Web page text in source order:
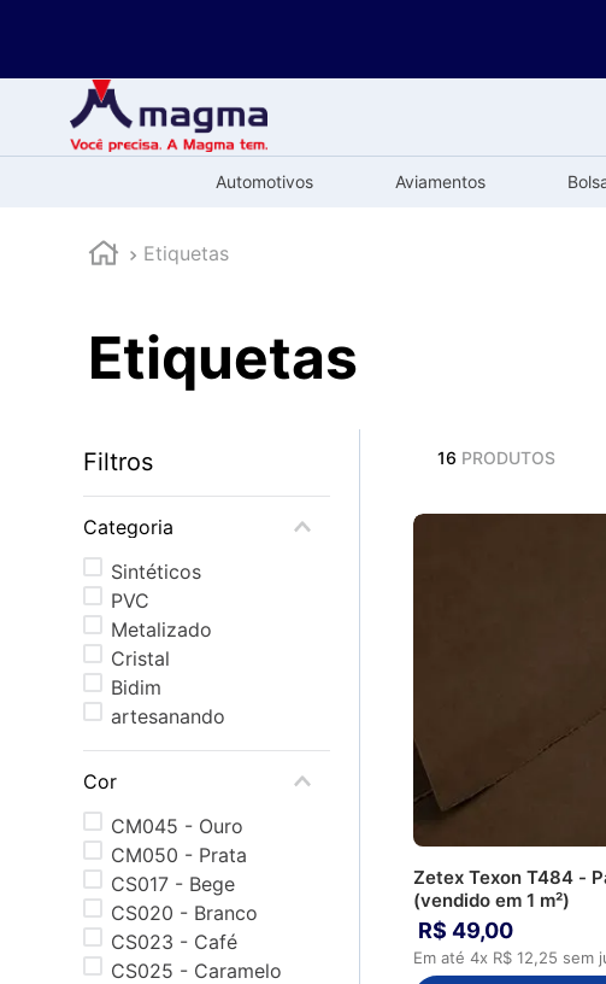
Automotivos Aviamentos
Etiquetas
Etiquetas
Filtros
Categoria
Sintéticos
PVC
Metalizado
Cristal
Bidim
artesanando
Cor
CM045 - Ouro
CM050 - Prata
CS017 - Bege
CS020 - Branco
CS023 - Café
CS025 - Caramelo
16 PRODUTOS
Zetex Texon T484 -
(vendido em 1 m²)
R$ 49,00
Em até4x R$ 12,25 sem